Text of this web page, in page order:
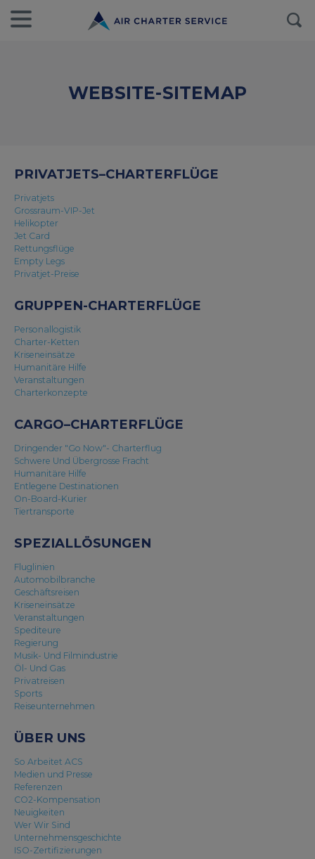
WEBSITE-SITEMAP
PRIVATJETS–CHARTERFLÜGE
Privatjets
Grossraum-VIP-Jet
Helikopter
Jet Card
Rettungsflüge
Empty Legs
Privatjet-Preise
GRUPPEN-CHARTERFLÜGE
Personallogistik
Charter-Ketten
Kriseneinsätze
Humanitäre Hilfe
Veranstaltungen
Charterkonzepte
CARGO–CHARTERFLÜGE
Dringender "Go Now"- Charterflug
Schwere Und Übergrosse Fracht
Humanitäre Hilfe
Entlegene Destinationen
On-Board-Kurier
Tiertransporte
SPEZIALLÖSUNGEN
Fluglinien
Automobilbranche
Geschäftsreisen
Kriseneinsätze
Veranstaltungen
Spediteure
Regierung
Musik- Und Filmindustrie
Öl- Und Gas
Privatreisen
Sports
Reiseunternehmen
ÜBER UNS
So Arbeitet ACS
Medien und Presse
Referenzen
CO2-Kompensation
Neuigkeiten
Wer Wir Sind
Unternehmensgeschichte
ISO-Zertifizierungen